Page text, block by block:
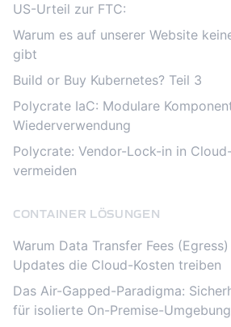
US-Urteil zur FTC:
Warum es auf unserer Website
gibt
Build or Buy Kubernetes? Teil 3
Polycrate IaC: Modulare
Wiederverwendung
Polycrate: Vendor-Lock-in in
vermeiden
CONTAINER LÖSUNGEN
Warum Data Transfer Fees
Updates die Cloud-Kosten treiben
Das Air-Gapped-Paradigma:
für isolierte On-Premise-